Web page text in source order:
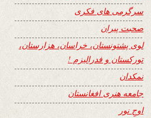
سرگرمی های فکری
صحبت پیران
لوی پشتونستان، خراسان، هزارستان،
تورکستان و فدرالیزم !
نمکدان
جامعه هنری افغانستان
اوجِ نور